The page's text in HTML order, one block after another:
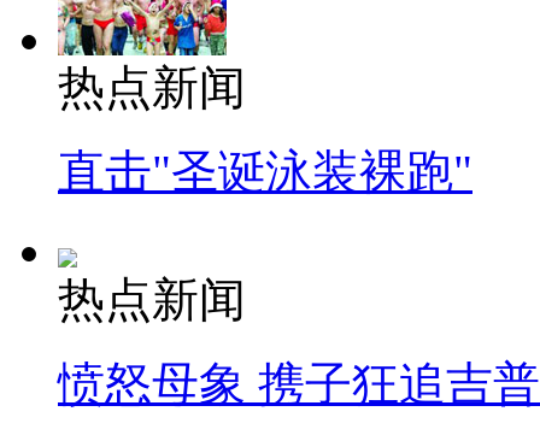
热点新闻
直击"圣诞泳装裸跑"
热点新闻
愤怒母象 携子狂追吉